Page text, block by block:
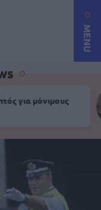
MENU
για μόνιμους